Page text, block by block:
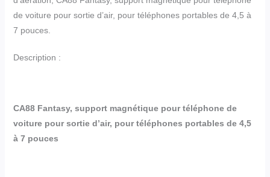
de voiture pour sortie d’air, pour téléphones portables de 4,5 à
7 pouces.
Description :
CA88 Fantasy, support magnétique pour téléphone de
voiture pour sortie d’air, pour téléphones portables de 4,5
à 7 pouces